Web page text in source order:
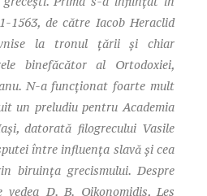
1563, de către Iacob Heraclid
la tronul ţării şi chiar
binefăcător al Ortodoxiei,
N-a funcţionat foarte mult
un preludiu pentru Academia
datorată filogrecului Vasile
între influenţa slavă şi cea
biruinţa grecismului. Despre
D. B. Oikonomidis, Les